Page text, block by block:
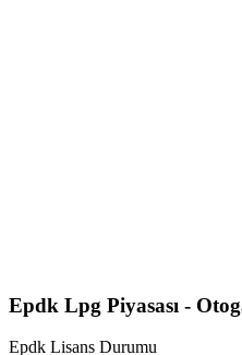
Epdk Lpg Piyasası -
Epdk Lisans Durumu